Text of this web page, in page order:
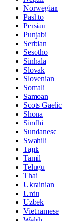
Norwegian
Pashto
Persian
Punjabi
Serbian
Sesotho
Sinhala
Slovak
Slovenian
Somali
Samoan
Scots Gaelic
Shona
Sindhi
Sundanese
Swahili
Tajik
Tamil
Telugu
Thai
Ukrainian
Urdu
Uzbek
Vietnamese